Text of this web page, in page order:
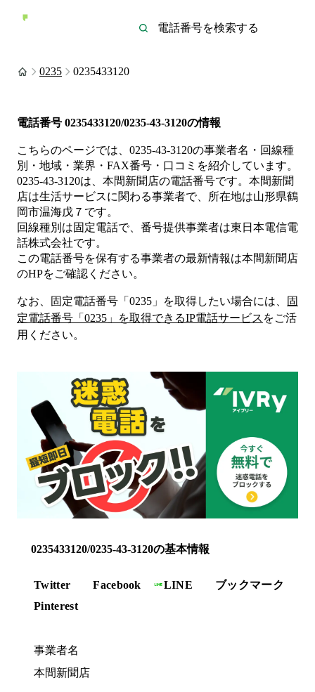
0235 0235433120
電話番号 0235433120/0235-43-3120の情報
こちらのページでは、 0235-43-3120の事業者名・回線種
別・地域・業界・FAX番号・口コミを紹介しています。
0235-43-3120は、 本間新聞店の電話番号です。 本間新聞
店は生活サービスに関わる事業者で、所在地は山形県鶴
岡市温海戊７ です。
回線種別は固定電話で、番号提供事業者は東日本電信電
話株式会社です。
この電話番号を保有する事業者の最新情報は本間新聞店
のHPをご確認ください。
なお、固定電話番号「 0235 」を取得したい場合には、
固
定電話番号「 0235 」を取得できるIP電話サービス をご活
用ください。
0235433120/0235-43-3120の基本情報
Twitter Facebook LINE
ブックマーク
Pinterest
事業者名
本間新聞店